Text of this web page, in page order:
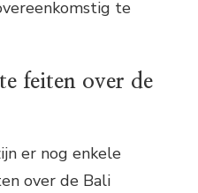
te
feiten over de
er nog enkele
over de Bali